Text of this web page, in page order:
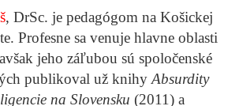
, DrSc. je pedagógom na Košickej
Profesne sa venuje hlavne oblasti
jeho záľubou sú spoločenské
publikoval už knihyAbsurdity
na Slovensku (2011) a